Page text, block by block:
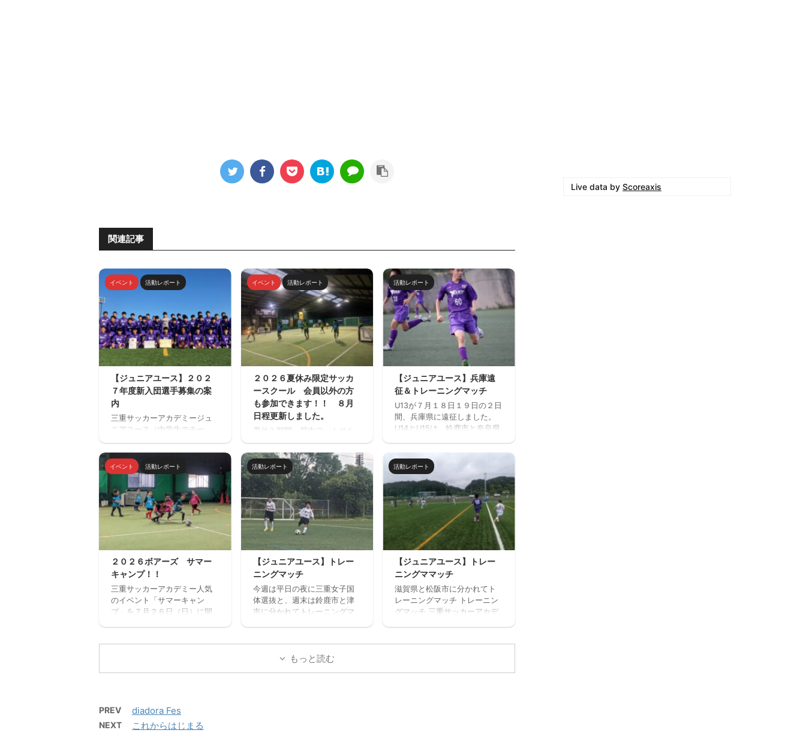
関連記事
イベント 活動レポート
【ジュニアユース】２０２
７年度新入団選手募集の案
内
三重サッカーアカデミージュ
ニアユース（中学生のチー
選手対象の体験練習会を開催
します。 ご興味のある方はぜ
ひご参加ください。体験練習
会を通して進路の選択肢の一
つとしてご検討いただければ
と思います。体験会のお申込
みはページ下にある申込フォ
ームからお願いいたします。
を第一とし、次の年代でさら
なる飛躍ができるよう活動し
ています。 中学生年代で獲得
すべき技術や戦術の徹底・
個々がもつストロングポイン
イベント 活動レポート
２０２６夏休み限定サッカ
ースクール 会員以外の方
も参加できます！！ ８月
日程更新しました。
夏休み期間、屋内フットサル
場「フットサーカス鈴鹿」で
ミニサッカー中心のストリー
トサッカー的サッカースクー
ルを開催します。毎回参加、
１回だけの参加OKと気軽に参
加できます。※参加にはお申込
みが必要です。下のフォーム
からお申込みください。キャ
ンセル等ないようご予定をご
確認の上お申し込みくださ
い。 ウォーミングアップを兼
ねた基礎技術練習の後、たく
さんミニサッカーの試合を実
施。そして毎日ベストプレヤ
ーを選出！！ 協賛：Mreform
時間割： 小学１ー３年生 １
活動レポート
【ジュニアユース】兵庫遠
征＆トレーニングマッチ
U13が７月１８日１９日の２日
間、兵庫県に遠征しました。
U14とU15は、鈴鹿市と奈良県
ました。 兵庫遠征 三重サッカ
ーアカデミー 対 FC VAIZE・
高槻ジーグ・CAOS（大阪）・
ハジャス（岡山）・FCファル
トラーダ（広島）・MIOびわこ
滋賀・レイジェンド滋賀
https://miesocceracademy.c
content/uploads/2026/07/PX
L_20260718_080122879.mp4
トレーニングマッチ 三重サッ
カーアカデミー 対 鈴 ...
イベント 活動レポート
２０２６ボアーズ サマー
キャンプ！！
三重サッカーアカデミー人気
のイベント「サマーキャン
プ」を７月２６日（日）に開
ッカー大会と盛りだくさんの
場）－１７：００ 【会場】フ
ットサーカス鈴鹿（屋内フッ
活動レポート
【ジュニアユース】トレー
ニングマッチ
今週は平日の夜に三重女子国
体選抜と、週末は鈴鹿市と津
市に分かれてトレーニングマ
カデミー 対 三重女子国体
三重サッカーアカデミー
活動レポート
【ジュニアユース】トレー
ニングママッチ
滋賀県と松阪市に分かれてト
レーニングマッチ トレーニン
グマッチ 三重サッカーアカデ
ェルデラッソ松阪
もっと読む
PREV diadora Fes
NEXT これからはじまる
Live data by Scoreaxis